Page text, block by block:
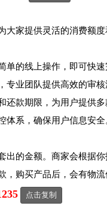
大家提供灵活的消费额
单的线上操作，即可快
专业团队提供高效的审
还款期限，为用户提供
体系，确保用户信息安全
出的金额。商家会根据
，购买产品后，会有物
点击复制